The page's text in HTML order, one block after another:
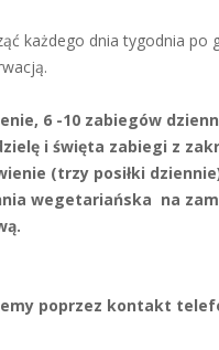
każdego dnia tygodnia po
6 -10 zabiegów
i święta zabiegi z
(trzy posiłki
wegetariańska na
poprzez kontakt